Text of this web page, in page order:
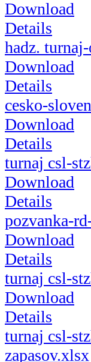
Download
Details
hadz.
Download
Details
cesko-
Download
Details
turnaj csl-
Download
Details
pozvanka-
Download
Details
turnaj csl-
Download
Details
turnaj csl-
zapasov.xlsx